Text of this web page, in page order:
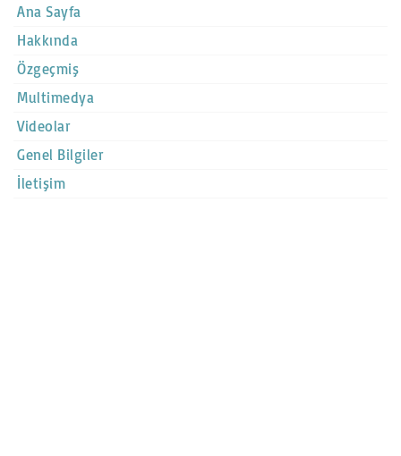
Ana Sayfa
Hakkında
Özgeçmiş
Multimedya
Videolar
Genel Bilgiler
İletişim